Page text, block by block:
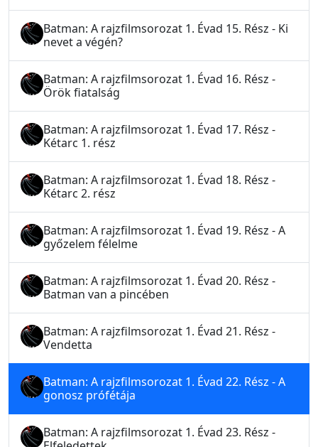
Batman: A rajzfilmsorozat 1. Évad 15. Rész - Ki
nevet a végén?
Batman: A rajzfilmsorozat 1. Évad 16. Rész -
Örök fiatalság
Batman: A rajzfilmsorozat 1. Évad 17. Rész -
Kétarc 1. rész
Batman: A rajzfilmsorozat 1. Évad 18. Rész -
Kétarc 2. rész
Batman: A rajzfilmsorozat 1. Évad 19. Rész - A
győzelem félelme
Batman: A rajzfilmsorozat 1. Évad 20. Rész -
Batman van a pincében
Batman: A rajzfilmsorozat 1. Évad 21. Rész -
Vendetta
Batman: A rajzfilmsorozat 1. Évad 22. Rész - A
gonosz prófétája
Batman: A rajzfilmsorozat 1. Évad 23. Rész -